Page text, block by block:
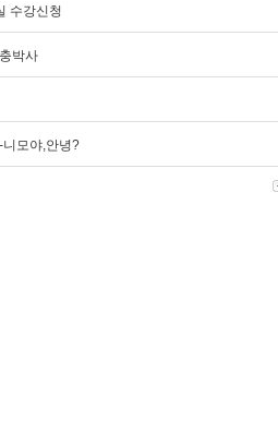
수강신청
박사
모야,안녕?